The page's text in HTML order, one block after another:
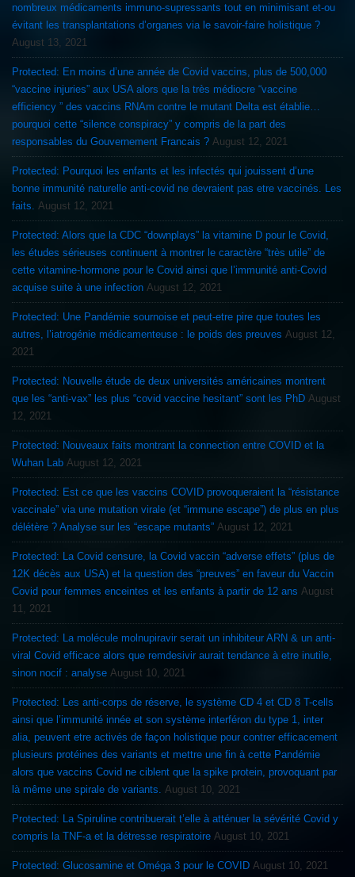
nombreux médicaments immuno-supressants tout en minimisant et-ou
évitant les transplantations d’organes via le savoir-faire holistique ?
August 13, 2021
Protected: En moins d’une année de Covid vaccins, plus de 500,000
“vaccine injuries” aux USA alors que la très médiocre “vaccine
efficiency ” des vaccins RNAm contre le mutant Delta est établie…
pourquoi cette “silence conspiracy” y compris de la part des
responsables du Gouvernement Francais ? August 12, 2021
Protected: Pourquoi les enfants et les infectés qui jouissent d’une
bonne immunité naturelle anti-covid ne devraient pas etre vaccinés. Les
faits.
August 12, 2021
Protected: Alors que la CDC “downplays” la vitamine D pour le Covid,
les études sérieuses continuent à montrer le caractère “très utile” de
cette vitamine-hormone pour le Covid ainsi que l’immunité anti-Covid
acquise suite à une infection August 12, 2021
Protected: Une Pandémie sournoise et peut-etre pire que toutes les
autres, l’iatrogénie médicamenteuse : le poids des preuves August 12,
2021
Protected: Nouvelle étude de deux universités américaines montrent
que les “anti-vax” les plus “covid vaccine hesitant” sont les PhD August
12, 2021
Protected: Nouveaux faits montrant la connection entre COVID et la
Wuhan Lab August 12, 2021
Protected: Est ce que les vaccins COVID provoqueraient la “résistance
vaccinale” via une mutation virale (et “immune escape”) de plus en plus
délétère ? Analyse sur les “escape mutants” August 12, 2021
Protected: La Covid censure, la Covid vaccin “adverse effets” (plus de
12K décès aux USA) et la question des “preuves” en faveur du Vaccin
Covid pour femmes enceintes et les enfants à partir de 12 ans August
11, 2021
Protected: La molécule molnupiravir serait un inhibiteur ARN & un anti-
viral Covid efficace alors que remdesivir aurait tendance à etre inutile,
sinon nocif : analyse August 10, 2021
Protected: Les anti-corps de réserve, le système CD 4 et CD 8 T-cells
ainsi que l’immunité innée et son système interféron du type 1, inter
alia, peuvent etre activés de façon holistique pour contrer efficacement
plusieurs protéines des variants et mettre une fin à cette Pandémie
alors que vaccins Covid ne ciblent que la spike protein, provoquant par
là même une spirale de variants.
August 10, 2021
Protected: La Spiruline contribuerait t’elle à atténuer la sévérité Covid y
compris la TNF-a et la détresse respiratoire August 10, 2021
Protected: Glucosamine et Oméga 3 pour le COVID August 10, 2021